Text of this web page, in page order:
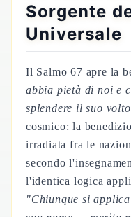
Sorgente
Universale
Il Salmo 67 apre la
abbia pietà di noi e
splendere il suo
cosmico: la
irradiata fra le
secondo
l'identica logica
"Chiunque si